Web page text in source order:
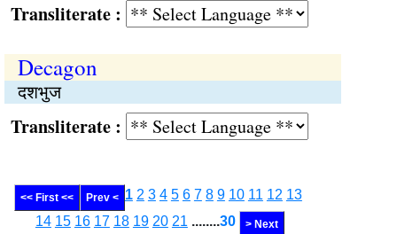
:
Decagon
दशभुज
:
<< First << Prev < 1 2 3 4 5 6 7 8 9 10 11 12 13
14 15 16 17 18 19 20 21 ........30 > Next